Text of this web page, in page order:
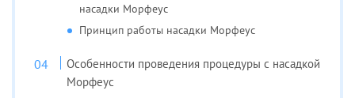
насадки Морфеус
Принцип работы насадки Морфеус
Особенности проведения процедуры с насадкой
Морфеус